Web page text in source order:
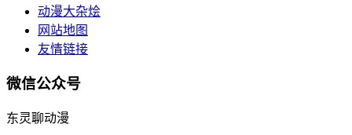
动漫大杂烩
网站地图
友情链接
微信公众号
东灵聊动漫